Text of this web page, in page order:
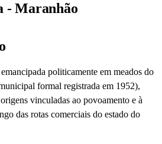
- Maranhão
politicamente em meados do
formal registrada em 1952),
vinculadas ao povoamento e à
das rotas comerciais do estado do